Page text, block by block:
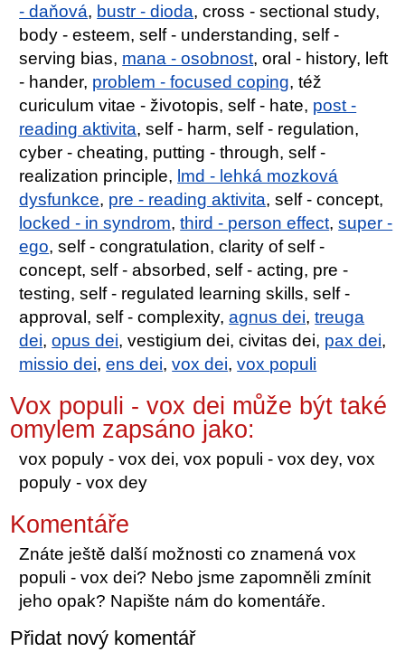
- daňová, bustr - dioda, cross - sectional study,
body - esteem, self - understanding, self -
serving bias, mana - osobnost, oral - history, left
- hander, problem - focused coping, též
curiculum vitae - životopis, self - hate, post -
reading aktivita, self - harm, self - regulation,
cyber - cheating, putting - through, self -
realization principle, lmd - lehká mozková
dysfunkce, pre - reading aktivita, self - concept,
locked - in syndrom,third - person effect,super -
ego, self - congratulation, clarity of self -
concept, self - absorbed, self - acting, pre -
testing, self - regulated learning skills, self -
approval, self - complexity,agnus dei,treuga
dei,opus dei, vestigium dei, civitas dei, pax dei,
missio dei,ens dei,vox dei,vox populi
Vox populi - vox dei může být také
omylem zapsáno jako:
vox populy - vox dei, vox populi - vox dey, vox
populy - vox dey
Komentáře
Znáte ještě další možnosti co znamená vox
populi - vox dei? Nebo jsme zapomněli zmínit
jeho opak? Napište nám do komentáře.
Přidat nový komentář